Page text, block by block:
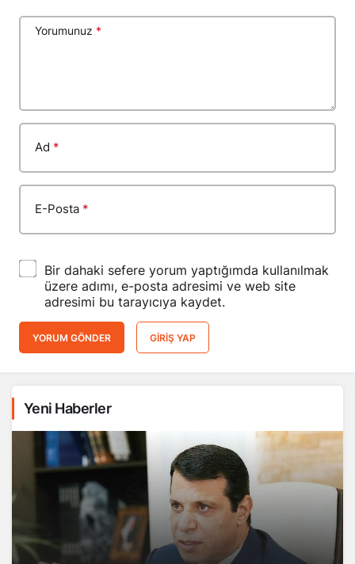
Yorumunuz *
Ad *
E-Posta *
Bir dahaki sefere yorum yaptığımda kullanılmak
üzere adımı, e-posta adresimi ve web site
adresimi bu tarayıcıya kaydet.
YORUM GÖNDER GIRIŞ YAP
Yeni Haberler